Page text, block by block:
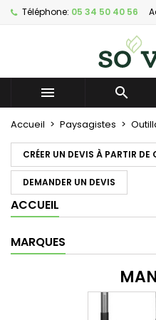
Téléphone: 05 34 50 40 56
 
Accueil Paysagistes
CRÉER UN DEVIS À PARTIR DE
DEMANDER UN DEVIS
ACCUEIL
MARQUES
Créer nouvelle liste
((confirmMessage))
((cancelText))
Nom de la liste d'envies
Vous devez être
à votre liste d'envies.